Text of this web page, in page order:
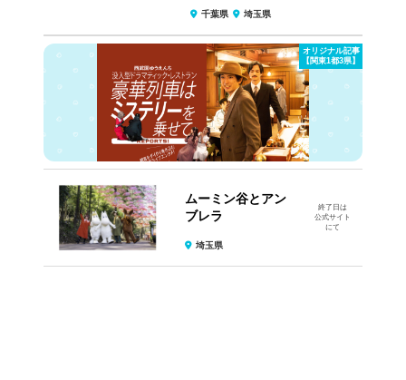
千葉県 埼玉県
オリジナル記事
【関東1都3県】
ムーミン谷とアン
ブレラ
埼玉県
終了日は
公式サイト
にて